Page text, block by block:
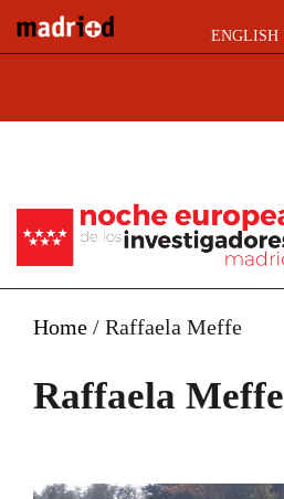
ENGLISH
Home / Raffaela Meffe
Raffaela Meffe